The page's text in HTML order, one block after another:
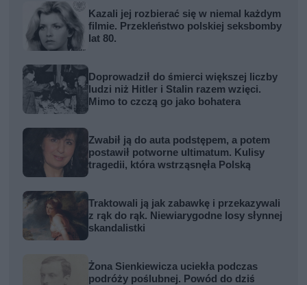
Kazali jej rozbierać się w niemal każdym
filmie. Przekleństwo polskiej seksbomby
lat 80.
Doprowadził do śmierci większej liczby
ludzi niż Hitler i Stalin razem wzięci.
Mimo to czczą go jako bohatera
Zwabił ją do auta podstępem, a potem
postawił potworne ultimatum. Kulisy
tragedii, która wstrząsnęła Polską
Traktowali ją jak zabawkę i przekazywali
z rąk do rąk. Niewiarygodne losy słynnej
skandalistki
Żona Sienkiewicza uciekła podczas
podróży poślubnej. Powód do dziś